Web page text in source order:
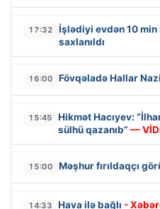
17:32
İşlədiyi evdən 10
saxlanıldı
16:00 Fövqəladə Hallar
15:45
Hikmət Hacıyev:
sülhü qazanıb” —
15:00 Məşhur fırıldaqçı
14:33 Hava ilə bağlı -